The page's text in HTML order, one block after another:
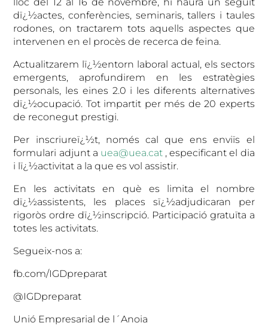
dï¿½actes, conferències, seminaris, tallers i taules
rodones, on tractarem tots aquells aspectes que
intervenen en el procès de recerca de feina.
Actualitzarem lï¿½entorn laboral actual, els sectors
emergents, aprofundirem en les estratègies
personals, les eines 2.0 i les diferents alternatives
dï¿½ocupació. Tot impartit per més de 20 experts
de reconegut prestigi.
Per inscriureï¿½t, només cal que ens enviïs el
formulari adjunt a uea@uea.cat, especificant el dia
i lï¿½activitat a la que es vol assistir.
En les activitats en què es limita el nombre
dï¿½assistents, les places sï¿½adjudicaran per
rigoròs ordre dï¿½inscripció. Participació gratuïta a
totes les activitats.
Segueix-nos a:
fb.com/IGDpreparat
@IGDpreparat
Unió Empresarial de l´Anoia